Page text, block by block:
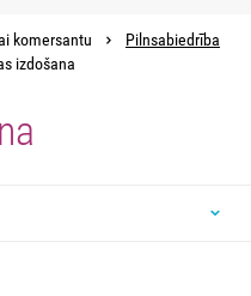
komersantu
Pilnsabiedrība
izdošana